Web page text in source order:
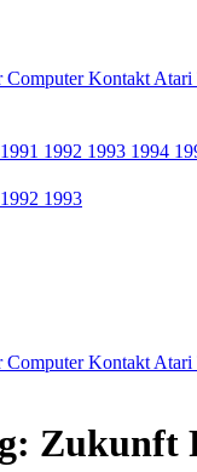
Computer Kontakt Atari
1991 1992 1993 1994
1992 1993
Computer Kontakt Atari
Zukunft